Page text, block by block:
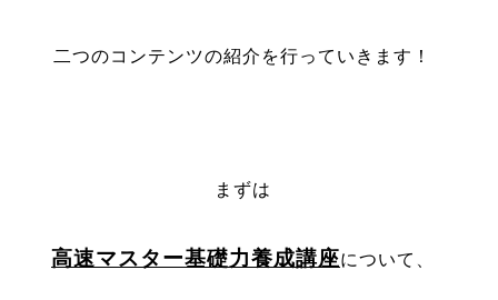
二つのコンテンツの紹介を行っていきます！
まずは
高速マスター基礎力養成講座について、